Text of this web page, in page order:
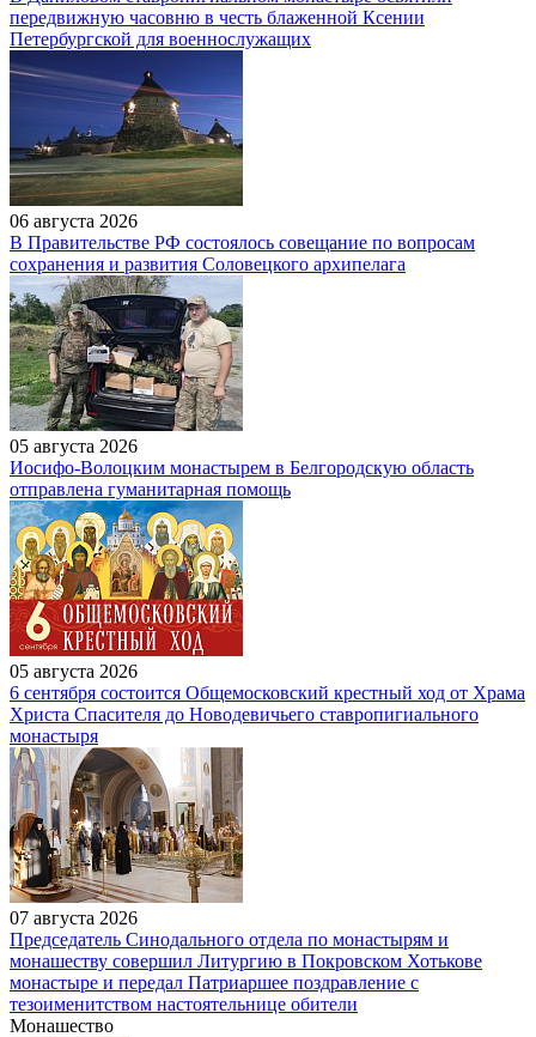
передвижную часовню в честь блаженной Ксении
Петербургской для военнослужащих
06 августа 2026
В Правительстве РФ состоялось совещание по вопросам
сохранения и развития Соловецкого архипелага
05 августа 2026
Иосифо-Волоцким монастырем в Белгородскую область
отправлена гуманитарная помощь
05 августа 2026
6 сентября состоится Общемосковский крестный ход от Храма
Христа Спасителя до Новодевичьего ставропигиального
монастыря
07 августа 2026
Председатель Синодального отдела по монастырям и
монашеству совершил Литургию в Покровском Хотькове
монастыре и передал Патриаршее поздравление с
тезоименитством настоятельнице обители
Монашество